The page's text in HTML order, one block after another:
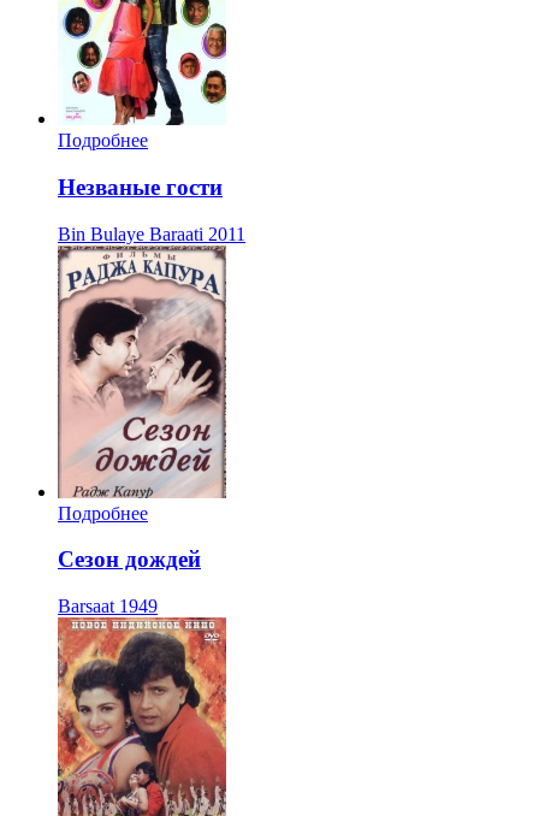
Подробнее
Незваные гости
Bin Bulaye Baraati 2011
Подробнее
Сезон дождей
Barsaat 1949